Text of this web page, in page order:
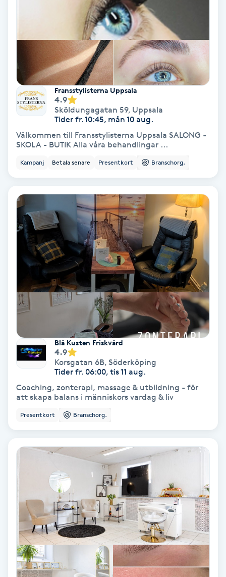
Reikihealing
Reiki massage
Restorative Yoga
Rosacea
Rosenmetoden
Ryggmassage
Samtalsterapi
Senioryoga
Shiatsu
Singelfransar
Sjukgymnastik
Skalpmassage
Skinbooster
Skägg
Skäggfärgning
Skäggklippning
Fransstylisterna Uppsala
4.9
Sköldungagatan 59, Uppsala
Tider fr. 10:45, mån 10 aug.
Välkommen till Fransstylisterna Uppsala SALONG -
SKOLA - BUTIK Alla våra behandlingar ...
Kampanj Betala senare Presentkort Branschorg.
Blå Kusten Friskvård
4.9
Korsgatan 6B, Söderköping
Tider fr. 06:00, tis 11 aug.
Coaching, zonterapi, massage & utbildning - för
att skapa balans i människors vardag & liv
Presentkort Branschorg.